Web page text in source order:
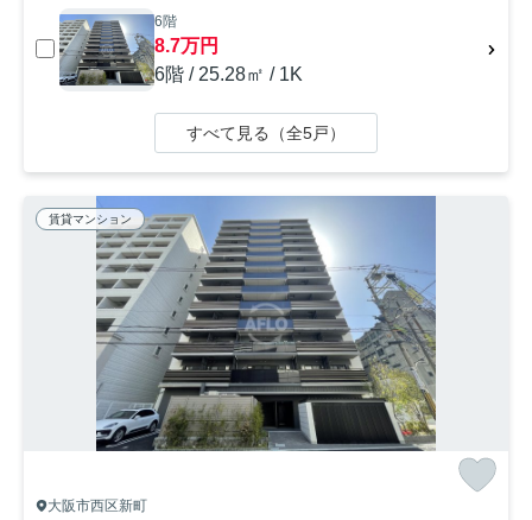
6階
8.7万円
6階 / 25.28㎡ / 1K
すべて見る（全5戸）
賃貸マンション
大阪市西区新町